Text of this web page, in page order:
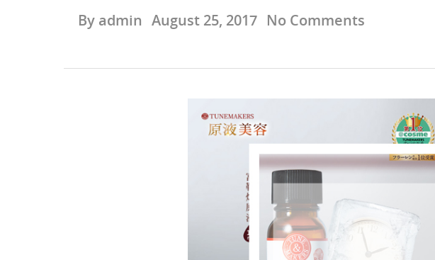
By admin August 25, 2017 No Comments